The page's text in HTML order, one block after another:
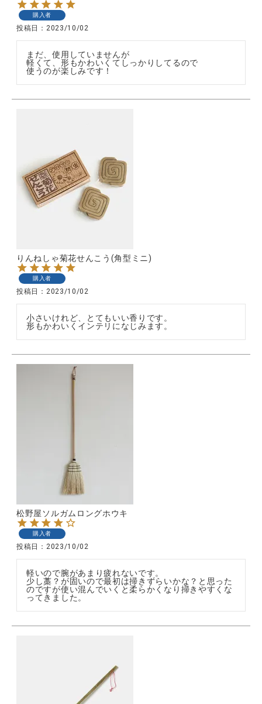
購入者
投稿日 2023/10/02
まだ、使用していませんが
軽くて、形もかわいくてしっかりしてるので
使うのが楽しみです！
りんねしゃ菊花せんこう(角型ミニ)
購入者
投稿日 2023/10/02
小さいけれど、とてもいい香りです。
形もかわいくインテリになじみます。
松野屋ソルガムロングホウキ
購入者
投稿日 2023/10/02
軽いので腕があまり疲れないです。
少し藁？が固いので最初は掃きずらいかな？と思った
のですが使い混んでいくと柔らかくなり掃きやすくな
ってきました。